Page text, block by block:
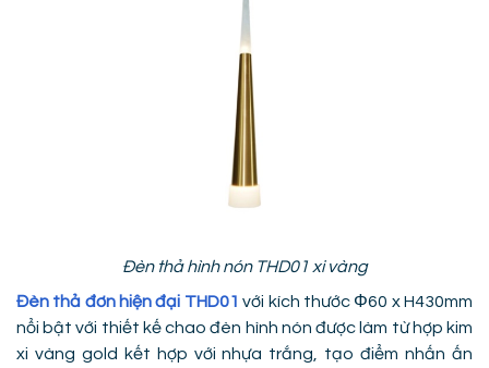
Đèn thả hình nón THD01 xi vàng
Đèn thả đơn hiện đại THD01 với kích thước Φ60 x H430mm
nổi bật với thiết kế chao đèn hình nón được làm từ hợp kim
xi vàng gold kết hợp với nhựa trắng, tạo điểm nhấn ấn